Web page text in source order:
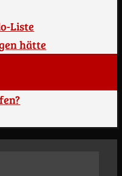
Liste
hätte